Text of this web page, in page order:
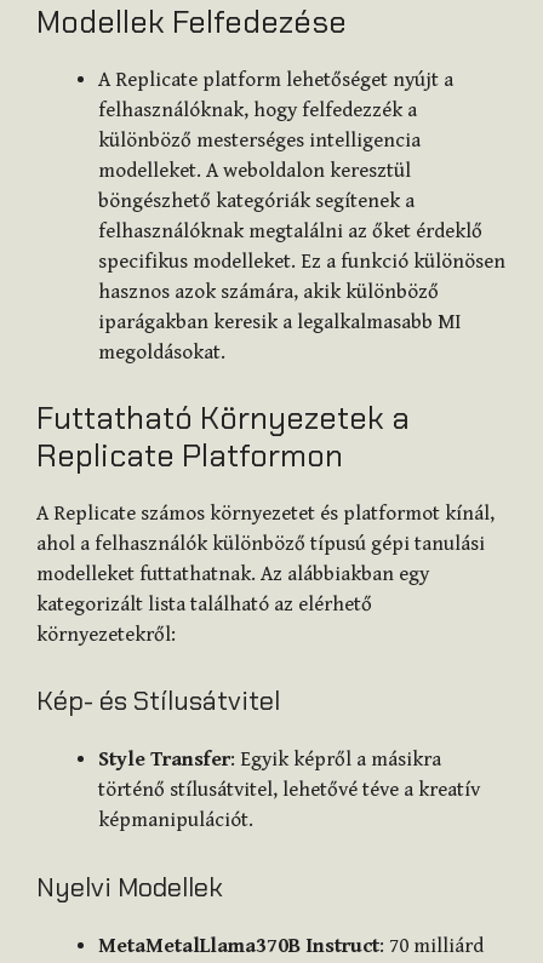
Modellek Felfedezése
A Replicate platform lehetőséget nyújt a
felhasználóknak, hogy felfedezzék a
különböző mesterséges intelligencia
modelleket. A weboldalon keresztül
böngészhető kategóriák segítenek a
felhasználóknak megtalálni az őket érdeklő
specifikus modelleket. Ez a funkció különösen
hasznos azok számára, akik különböző
iparágakban keresik a legalkalmasabb MI
megoldásokat.
Futtatható Környezetek a
Replicate Platformon
A Replicate számos környezetet és platformot kínál,
ahol a felhasználók különböző típusú gépi tanulási
modelleket futtathatnak. Az alábbiakban egy
kategorizált lista található az elérhető
környezetekről:
Kép- és Stílusátvitel
Style Transfer: Egyik képről a másikra
történő stílusátvitel, lehetővé téve a kreatív
képmanipulációt.
Nyelvi Modellek
MetaMetalLlama370B Instruct: 70 milliárd